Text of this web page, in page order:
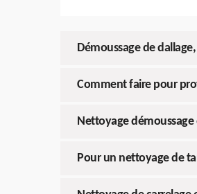
Démoussage de
Comment faire pour
Nettoyage démoussage
Pour un nettoyage de